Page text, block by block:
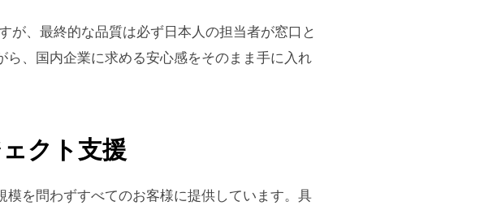
が、最終的な品質は必ず日本人の担当者が窓口と
、国内企業に求める安心感をそのまま手に入れ
クト支援
を問わずすべてのお客様に提供しています。具